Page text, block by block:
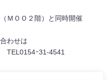
ＭＯＯ２階）と同時開催
わせは
TEL0154ｰ31-4541